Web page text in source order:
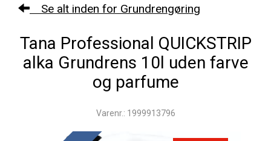
Se alt inden for Grundrengøring
Tana Professional QUICKSTRIP
alka Grundrens 10l uden farve
og parfume
Varenr.: 1999913796